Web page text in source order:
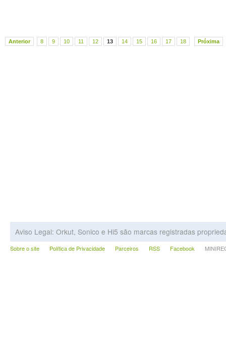
Anterior 8 9 10 11 12 13 14 15 16 17 18 Próxima
Aviso Legal: Orkut, Sonico e Hi5 são marcas registradas
Sobre o site Política de Privacidade Parceiros RSS Facebook